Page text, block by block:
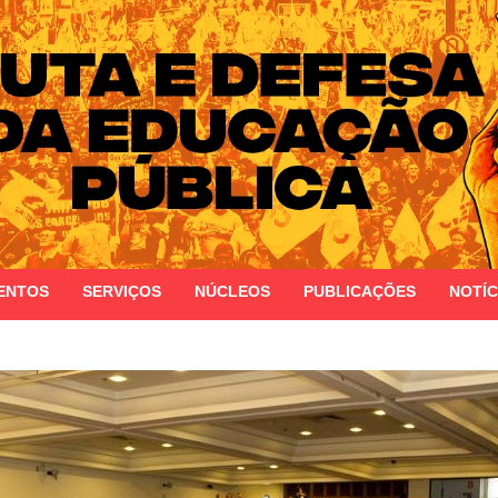
Estado do Rio Grande do Sul
SERVIÇOS NÚCLEOS PUBLICAÇÕES